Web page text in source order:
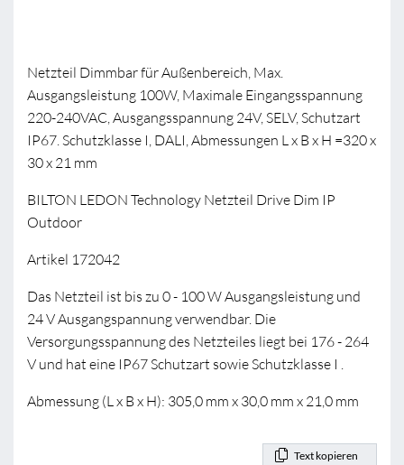
Netzteil Dimmbar für Außenbereich, Max.
Ausgangsleistung 100W, Maximale Eingangsspannung
220-240VAC, Ausgangsspannung 24V, SELV, Schutzart
IP67. Schutzklasse I, DALI, Abmessungen L x B x H =320 x
30 x 21 mm
BILTON LEDON Technology Netzteil Drive Dim IP
Outdoor
Artikel 172042
Das Netzteil ist bis zu 0 - 100 W Ausgangsleistung und
24 V Ausgangspannung verwendbar. Die
Versorgungsspannung des Netzteiles liegt bei 176 - 264
V und hat eine IP67 Schutzart sowie Schutzklasse I .
Abmessung (L x B x H): 305,0 mm x 30,0 mm x 21,0 mm
Text kopieren